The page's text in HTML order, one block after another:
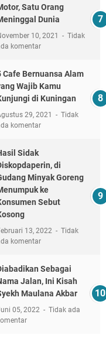
Satu Orang
Dunia
10, 2021
Tidak
komentar
Cafe Bernuansa Alam
Wajib Kamu
di Kuningan
29, 2021
Tidak
komentar
Sidak
di
Minyak Goreng
ke
Sebut
13, 2022
Tidak
komentar
Sebagai
Jalan, Ini Kisah
Maulana Akbar
05, 2022
Tidak ada